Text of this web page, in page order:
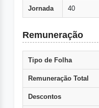
Jornada 40
Remuneração
Tipo de Folha
Remuneração Total
Descontos